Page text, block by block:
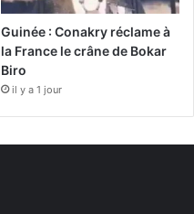
Guinée : Conakry réclame à
la France le crâne de Bokar
Biro
il y a 1 jour